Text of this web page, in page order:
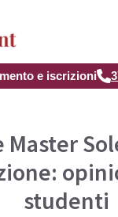
e iscrizioni
Master
studenti